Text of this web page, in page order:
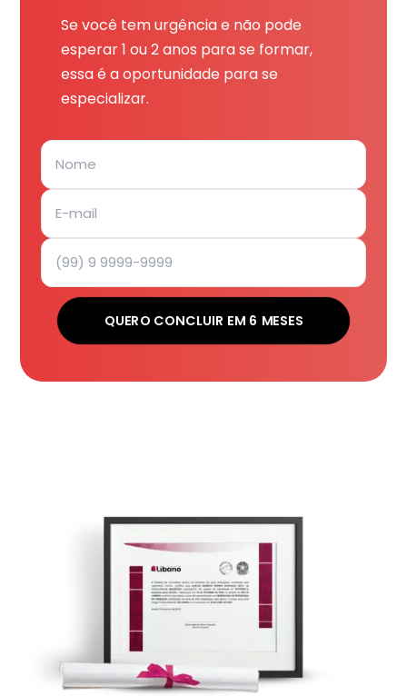
Se você tem urgência e não pode
esperar 1 ou 2 anos para se formar,
essa é a oportunidade para se
especializar.
QUERO CONCLUIR EM 6 MESES